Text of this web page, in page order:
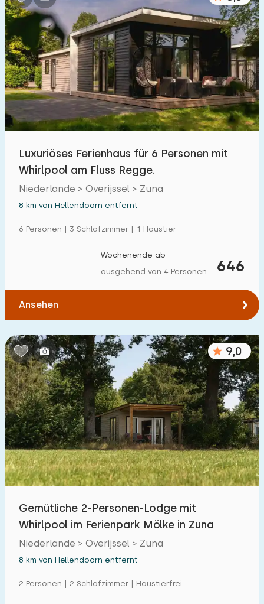
Eingezäunter Garten 1
Spielgeräte im Garten 2
Hallenbad 14
Freibad 6
Kinderanimation 16
Zugänglichkeit
Eingeschränkte Mobilität
Rollstuhlgerecht
Luxuriöses Ferienhaus für 6 Personen mit
Whirlpool am Fluss Regge.
Niederlande > Overijssel > Zuna
8 km von Hellendoorn entfernt
6 Personen | 3 Schlafzimmer | 1 Haustier
646
Wochenende ab
ausgehend von 4 Personen
Ansehen
9,0
Gemütliche 2-Personen-Lodge mit
Whirlpool im Ferienpark Mölke in Zuna
Niederlande > Overijssel > Zuna
8 km von Hellendoorn entfernt
2 Personen | 2 Schlafzimmer | Haustierfrei